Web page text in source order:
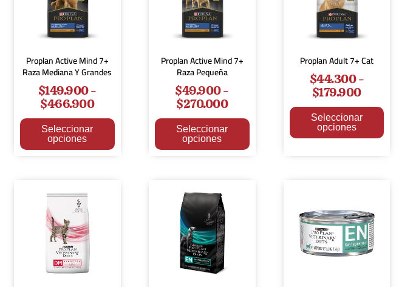
Proplan Active Mind 7+
Raza Mediana Y Grandes
$149.900-
$466.900
Seleccionar
opciones
Proplan Active Mind 7+
Raza Pequeña
$49.900-
$270.000
Seleccionar
opciones
Proplan Adult 7+ Cat
$44.300-
$179.900
Seleccionar
opciones